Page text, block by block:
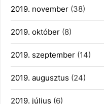
2019. november (38)
2019. október (8)
2019. szeptember (14)
2019. augusztus (24)
2019. július (6)